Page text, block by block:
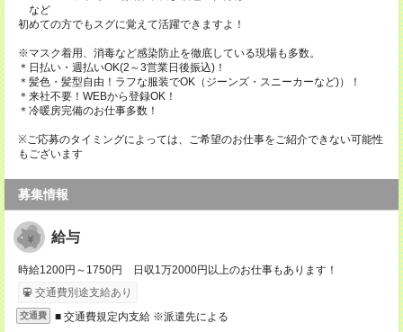
など
初めての方でもスグに覚えて活躍できますよ！
※マスク着用、消毒など感染防止を徹底している現場も多数。
＊日払い・週払いOK(2～3営業日後振込)！
＊髪色・髪型自由！ラフな服装でOK（ジーンズ・スニーカーなど)）！
＊来社不要！WEBから登録OK！
＊冷暖房完備のお仕事多数！
※ご応募のタイミングによっては、ご希望のお仕事をご紹介できない可能性
もございます
募集情報
給与
時給1200円～1750円 日収1万2000円以上のお仕事もあります！
交通費別途支給あり
交通費 ■ 交通費規定内支給 ※派遣先による